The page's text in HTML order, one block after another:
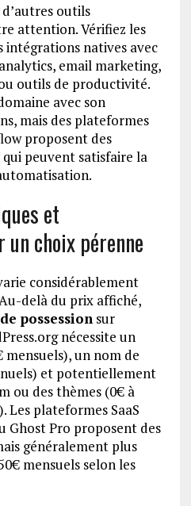
outils
attention. Vérifiez les
intégrations natives avec
email marketing,
outils de productivité.
avec son
mais des plateformes
proposent des
peuvent satisfaire la
et
choix pérenne
considérablement
delà du prix affiché,
possession sur
nécessite un
un nom de
et potentiellement
ou des thèmes (0€ à
Les plateformes SaaS
Ghost Pro proposent des
généralement plus
mensuels selon les